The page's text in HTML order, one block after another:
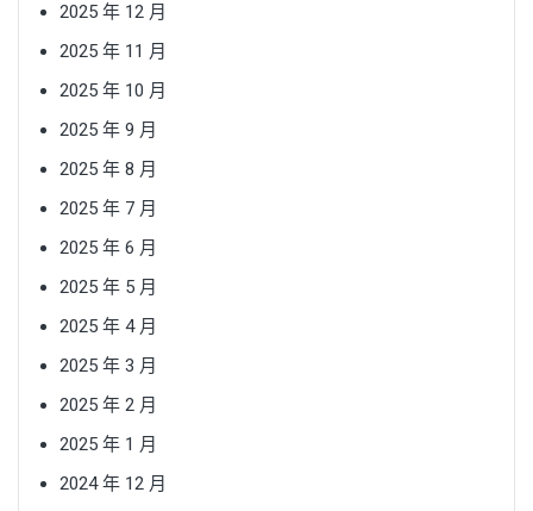
2025 年 12 月
2025 年 11 月
2025 年 10 月
2025 年 9 月
2025 年 8 月
2025 年 7 月
2025 年 6 月
2025 年 5 月
2025 年 4 月
2025 年 3 月
2025 年 2 月
2025 年 1 月
2024 年 12 月